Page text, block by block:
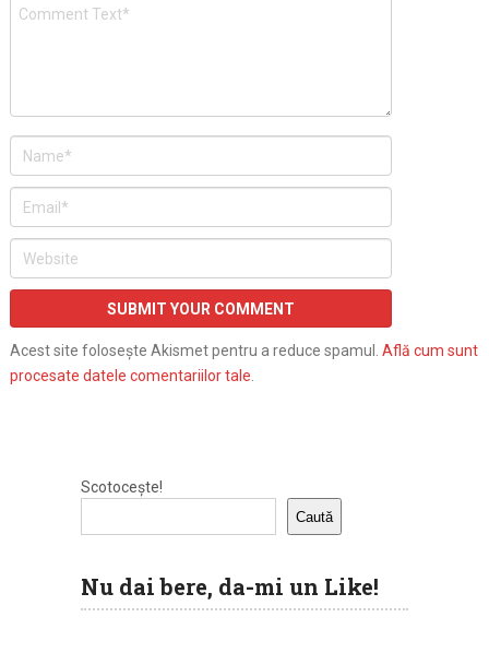
Acest site folosește Akismet pentru a reduce spamul. Află cum sunt
procesate datele comentariilor tale
Scotocește!
Caută
Nu dai bere, da-mi un Like!